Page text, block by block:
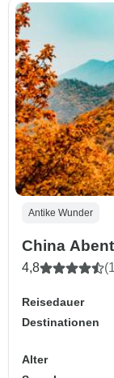
Antike Wunder
China
4,8
Reisedauer
Destinationen
Alter